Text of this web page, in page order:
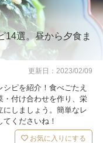
14選。昼から夕食ま
更新日：2023/02/09
ピを紹介！食べごたえ
・付け合わせを作り、栄
しましょう。簡単なレ
くださいね！
お気に入りにする